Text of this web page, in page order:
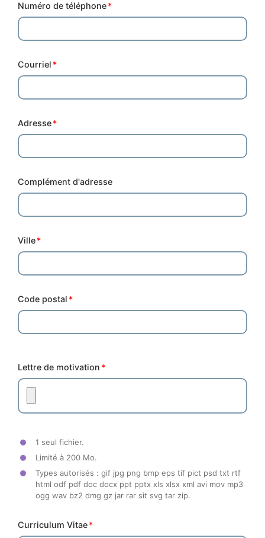
Numéro de téléphone
Courriel
Adresse
Complément d'adresse
Ville
Code postal
Lettre de motivation
1 seul fichier.
Limité à 200 Mo.
Types autorisés : gif jpg png bmp eps tif pict psd txt rtf
html odf pdf doc docx ppt pptx xls xlsx xml avi mov mp3
ogg wav bz2 dmg gz jar rar sit svg tar zip.
Curriculum Vitae